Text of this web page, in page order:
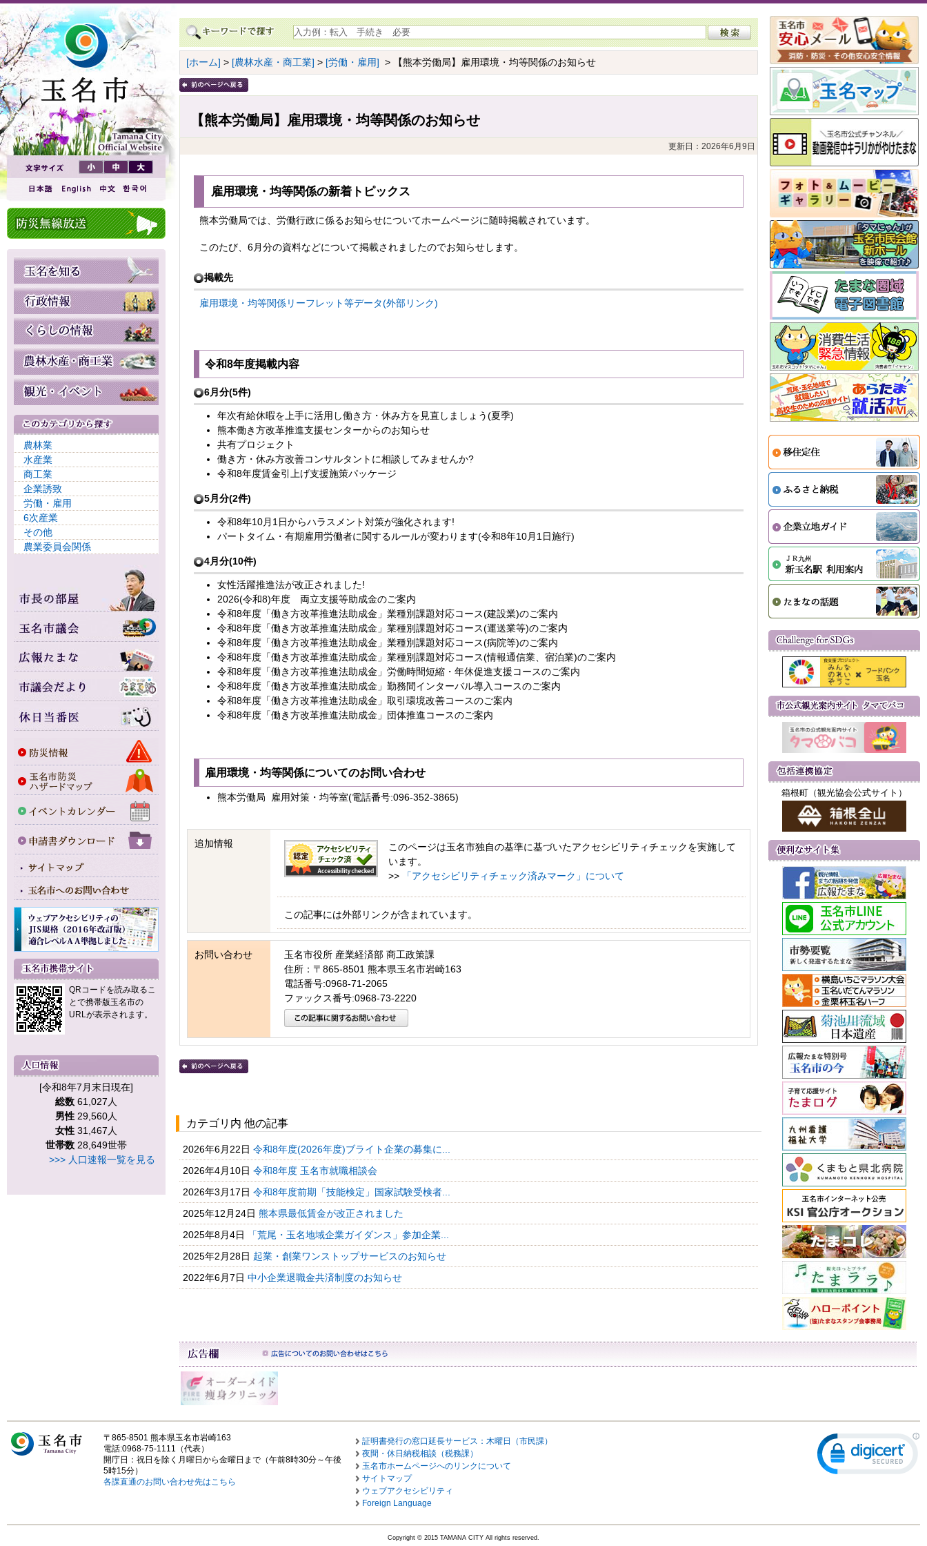
農林業
水産業
商工業
企業誘致
労働・雇用
6次産業
その他
農業委員会関係
QRコードを読み取るこ
とで携帯版玉名市の
URLが表示されます。
[令和8年7月末日現在]
総数 61,027人
男性 29,560人
女性 31,467人
世帯数 28,649世帯
>>> 人口速報一覧を見る
[ホーム] > [農林水産・商工業] > [労働・雇用] > 【熊本労働局】雇用環境・均等関係のお知らせ
【熊本労働局】雇用環境・均等関係のお知らせ
更新日：2026年6月9日
雇用環境・均等関係の新着トピックス
熊本労働局では、労働行政に係るお知らせについてホームページに随時掲載されています。
このたび、6月分の資料などについて掲載されましたのでお知らせします。
掲載先
雇用環境・均等関係リーフレット等データ(外部リンク)
令和8年度掲載内容
6月分(5件)
年次有給休暇を上手に活用し働き方・休み方を見直しましょう(夏季)
熊本働き方改革推進支援センターからのお知らせ
共有プロジェクト
働き方・休み方改善コンサルタントに相談してみませんか?
令和8年度賃金引上げ支援施策パッケージ
5月分(2件)
令和8年10月1日からハラスメント対策が強化されます!
パートタイム・有期雇用労働者に関するルールが変わります(令和8年10月1日施行)
4月分(10件)
女性活躍推進法が改正されました!
2026(令和8)年度 両立支援等助成金のご案内
令和8年度「働き方改革推進法助成金」業種別課題対応コース(建設業)のご案内
令和8年度「働き方改革推進法助成金」業種別課題対応コース(運送業等)のご案内
令和8年度「働き方改革推進法助成金」業種別課題対応コース(病院等)のご案内
令和8年度「働き方改革推進法助成金」業種別課題対応コース(情報通信業、宿泊業)のご案内
令和8年度「働き方改革推進法助成金」労働時間短縮・年休促進支援コースのご案内
令和8年度「働き方改革推進法助成金」勤務間インターバル導入コースのご案内
令和8年度「働き方改革推進法助成金」取引環境改善コースのご案内
令和8年度「働き方改革推進法助成金」団体推進コースのご案内
雇用環境・均等関係についてのお問い合わせ
熊本労働局 雇用対策・均等室(電話番号:096-352-3865)
追加情報
このページは玉名市独自の基準に基づいたアクセシビリティチェックを実施して
います。
>>
「アクセシビリティチェック済みマーク」について
この記事には外部リンクが含まれています。
お問い合わせ
玉名市役所 産業経済部 商工政策課
住所：〒865-8501 熊本県玉名市岩崎163
電話番号:0968-71-2065
ファックス番号:0968-73-2220
カテゴリ内 他の記事
2026年6月22日 令和8年度(2026年度)ブライト企業の募集に...
2026年4月10日 令和8年度 玉名市就職相談会
2026年3月17日 令和8年度前期「技能検定」国家試験受検者...
2025年12月24日 熊本県最低賃金が改正されました
2025年8月4日
「荒尾・玉名地域企業ガイダンス」参加企業...
2025年2月28日 起業・創業ワンストップサービスのお知らせ
2022年6月7日 中小企業退職金共済制度のお知らせ
箱根町（観光協会公式サイト）
〒865-8501 熊本県玉名市岩崎163
電話:0968-75-1111（代表）
開庁日：祝日を除く月曜日から金曜日まで（午前8時30分～午後
5時15分）
各課直通のお問い合わせ先はこちら
証明書発行の窓口延長サービス：木曜日（市民課）
夜間・休日納税相談（税務課）
玉名市ホームページへのリンクについて
サイトマップ
ウェブアクセシビリティ
Foreign Language
Copyright © 2015 TAMANA CITY All rights reserved.